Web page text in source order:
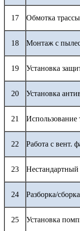
17 Обмотка
18 Монтаж с
19 Установка
20 Установка
21 Использование
22 Работа с вент.
23
24 Разборка/
25 Установка